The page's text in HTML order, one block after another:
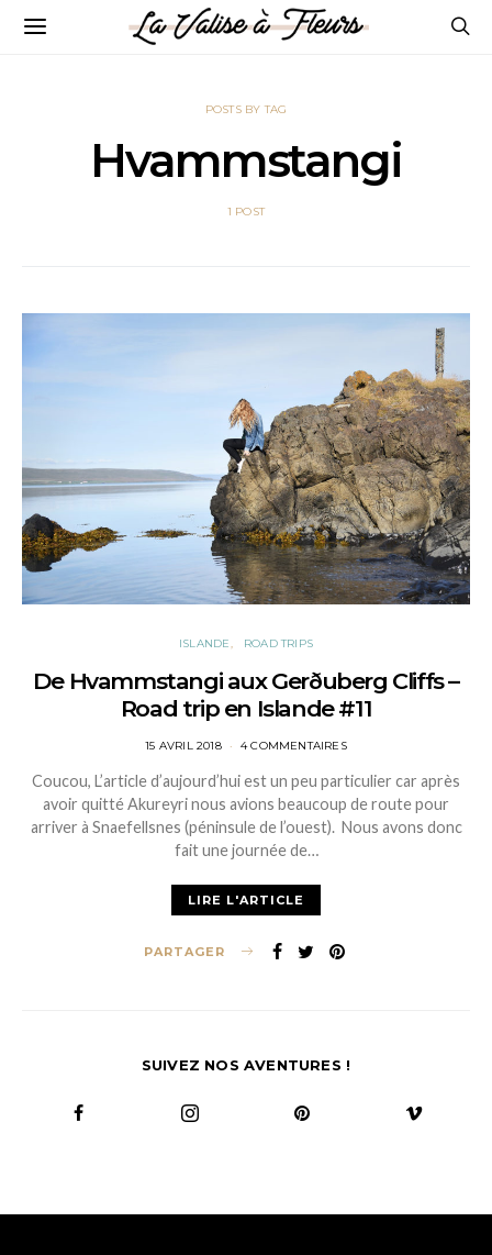
POSTS BY TAG
Hvammstangi
1 POST
ISLANDE ROAD TRIPS
De Hvammstangi aux Gerðuberg Cliffs –
Road trip en Islande #11
POSTED
15 AVRIL 2018 4 COMMENTAIRES
Coucou, L’article d’aujourd’hui est un peu particulier car après
avoir quitté Akureyri nous avions beaucoup de route pour
arriver à Snaefellsnes (péninsule de l’ouest). Nous avons donc
fait une journée de…
LIRE L'ARTICLE
PARTAGER
SUIVEZ NOS AVENTURES !